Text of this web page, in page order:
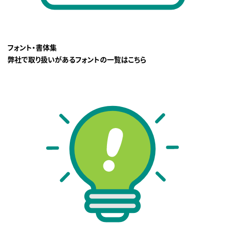
フォント・書体集
弊社で取り扱いがあるフォントの一覧はこちら